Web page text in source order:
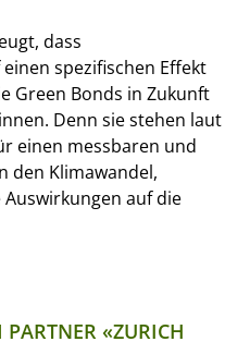
dass
spezifischen Effekt
Green Bonds in Zukunft
Denn sie stehen laut
einen messbaren und
den Klimawandel,
auf die
«ZURICH